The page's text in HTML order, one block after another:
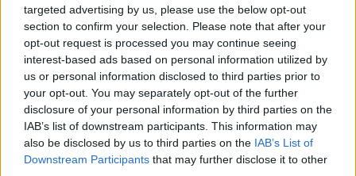
targeted advertising by us, please use the below opt-out
section to confirm your selection. Please note that after your
opt-out request is processed you may continue seeing
interest-based ads based on personal information utilized by
us or personal information disclosed to third parties prior to
your opt-out. You may separately opt-out of the further
disclosure of your personal information by third parties on the
IAB’s list of downstream participants. This information may
also be disclosed by us to third parties on the IAB’s List of
Downstream Participants that may further disclose it to other